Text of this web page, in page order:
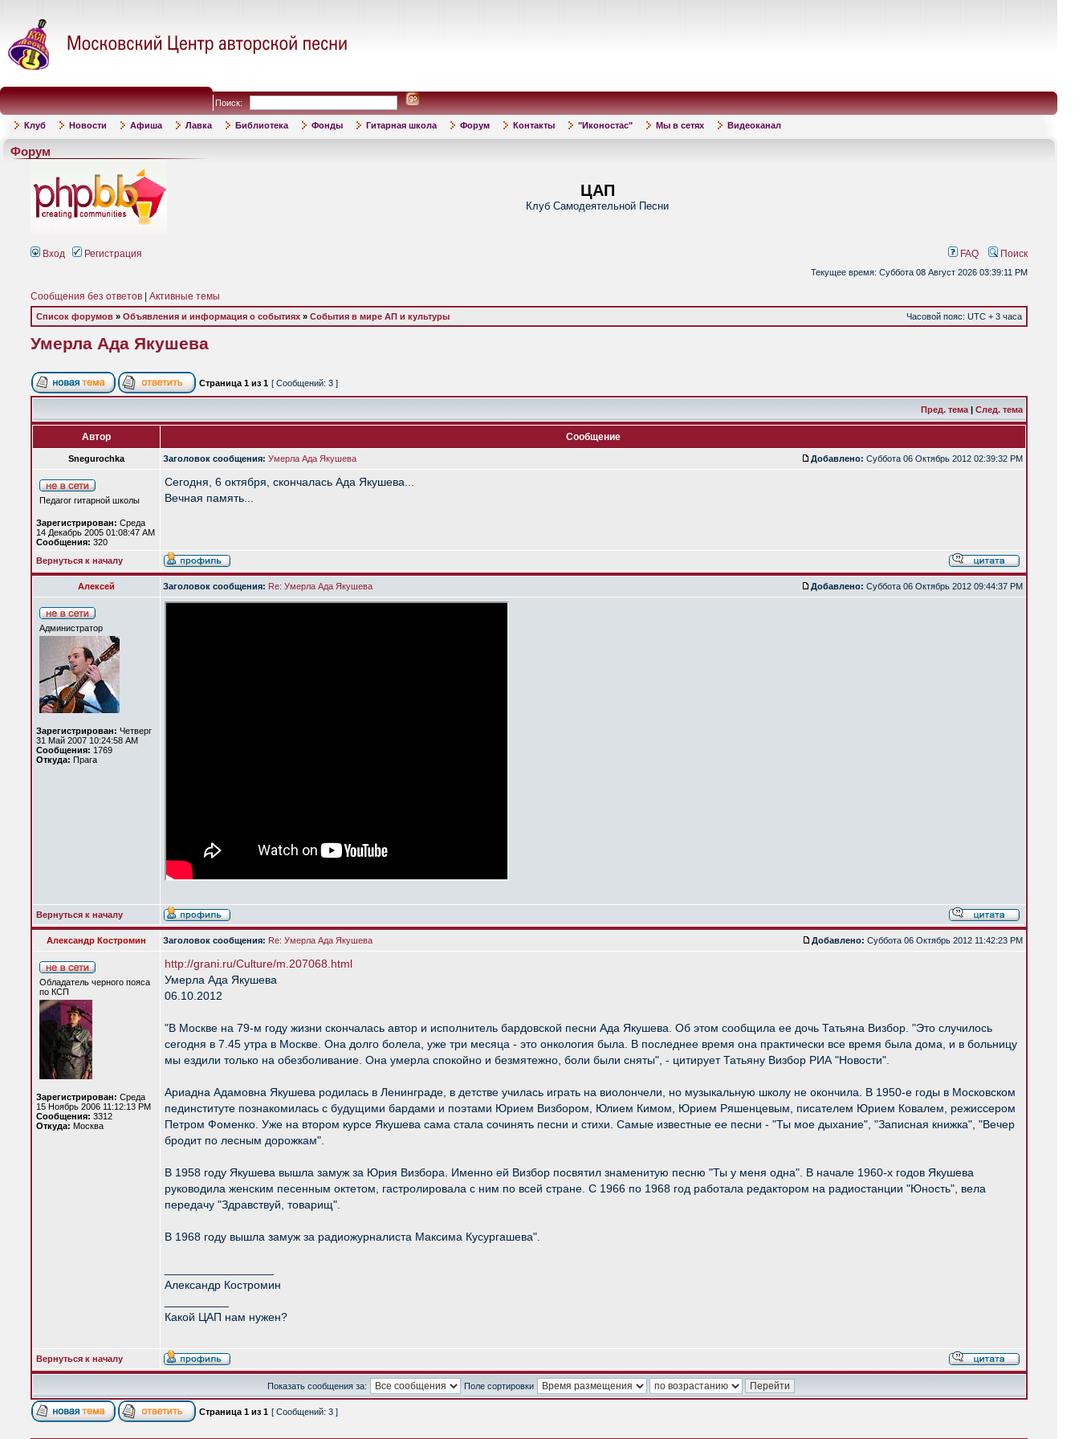
Поиск:
Клуб Новости Афиша Лавка Библиотека Фонды Гитарная школа Форум Контакты "Иконостас" Мы в сетях Видеоканал
Форум
ЦАП
Клуб Самодеятельной Песни
Вход Регистрация FAQ Поиск
Текущее время: Суббота 08 Август 2026 03:39:11 PM
Сообщения без ответов Активные темы
Список форумов » Объявления и информация о событиях » События в мире АП и культуры Часовой пояс: UTC + 3 часа
Умерла Ада Якушева
Страница 1 из 1 [ Сообщений: 3 ]
Пред. тема | След. тема
Автор Сообщение
Snegurochka Заголовок сообщения: Умерла Ада Якушева Добавлено: Суббота 06 Октябрь 2012 02:39:32 PM
Педагог гитарной школы
Зарегистрирован: Среда
14 Декабрь 2005 01:08:47 AM
Сообщения: 320
Сегодня, 6 октября, скончалась Ада Якушева...
Вечная память...
Вернуться к началу
Алексей Заголовок сообщения: Re: Умерла Ада Якушева Добавлено: Суббота 06 Октябрь 2012 09:44:37 PM
Администратор
Зарегистрирован: Четверг
31 Май 2007 10:24:58 AM
Сообщения: 1769
Откуда: Прага
Вернуться к началу
Александр Костромин Заголовок сообщения: Re: Умерла Ада Якушева Добавлено: Суббота 06 Октябрь 2012 11:42:23 PM
Обладатель черного пояса
по КСП
Зарегистрирован: Среда
15 Ноябрь 2006 11:12:13 PM
Сообщения: 3312
Откуда: Москва
http://grani.ru/Culture/m.207068.html
Умерла Ада Якушева
06.10.2012
"В Москве на 79-м году жизни скончалась автор и исполнитель бардовской песни Ада Якушева. Об этом сообщила ее дочь Татьяна Визбор. "Это случилось
сегодня в 7.45 утра в Москве. Она долго болела, уже три месяца - это онкология была. В последнее время она практически все время была дома, и в больницу
мы ездили только на обезболивание. Она умерла спокойно и безмятежно, боли были сняты", - цитирует Татьяну Визбор РИА "Новости".
Ариадна Адамовна Якушева родилась в Ленинграде, в детстве училась играть на виолончели, но музыкальную школу не окончила. В 1950-е годы в Московском
пединституте познакомилась с будущими бардами и поэтами Юрием Визбором, Юлием Кимом, Юрием Ряшенцевым, писателем Юрием Ковалем, режиссером
Петром Фоменко. Уже на втором курсе Якушева сама стала сочинять песни и стихи. Самые известные ее песни - "Ты мое дыхание", "Записная книжка", "Вечер
бродит по лесным дорожкам".
В 1958 году Якушева вышла замуж за Юрия Визбора. Именно ей Визбор посвятил знаменитую песню "Ты у меня одна". В начале 1960-х годов Якушева
руководила женским песенным октетом, гастролировала с ним по всей стране. С 1966 по 1968 год работала редактором на радиостанции "Юность", вела
передачу "Здравствуй, товарищ".
В 1968 году вышла замуж за радиожурналиста Максима Кусургашева".
Александр Костромин
Какой ЦАП нам нужен?
Вернуться к началу
Показать сообщения за: Поле сортировки
Страница 1 из 1 [ Сообщений: 3 ]